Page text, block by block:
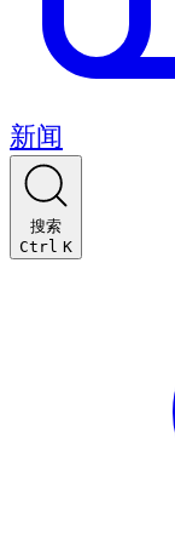
新闻
搜索
Ctrl K